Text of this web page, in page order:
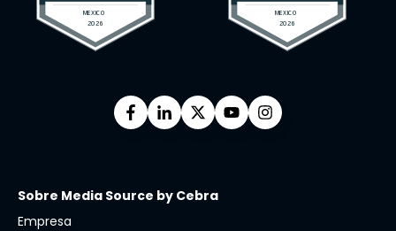
Sobre Media Source by Cebra
Empresa